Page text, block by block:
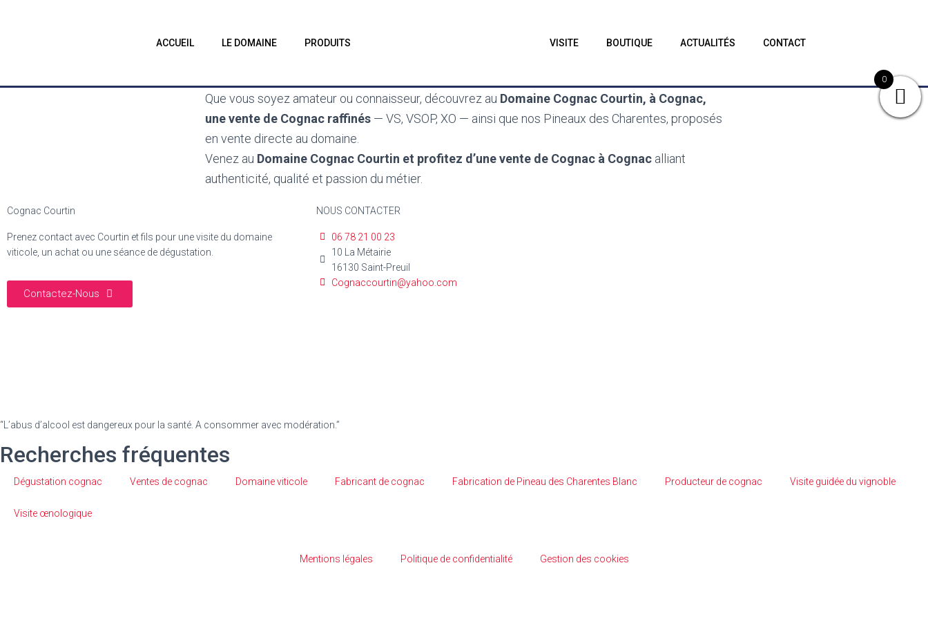
ACCUEIL LE DOMAINE PRODUITS VISITE BOUTIQUE ACTUALITÉS CONTACT
Que vous soyez amateur ou connaisseur, découvrez au Domaine Cognac Courtin, à Cognac,
une vente de Cognac raffinés — VS, VSOP, XO — ainsi que nos Pineaux des Charentes, proposés
en vente directe au domaine.
Venez au Domaine Cognac Courtin et profitez d’une vente de Cognac à Cognac alliant
authenticité, qualité et passion du métier.
Cognac Courtin
Prenez contact avec Courtin et fils pour une visite du domaine
viticole, un achat ou une séance de dégustation.
Contactez-Nous
NOUS CONTACTER
06 78 21 00 23
10 La Métairie
16130 Saint-Preuil
Cognaccourtin@yahoo.com
“L’abus d’alcool est dangereux pour la santé. A consommer avec modération.”
Recherches fréquentes
Dégustation cognac Ventes de cognac Domaine viticole Fabricant de cognac Fabrication de Pineau des Charentes Blanc Producteur de cognac Visite guidée du vignoble
Visite œnologique
Mentions légales Politique de confidentialité Gestion des cookies
0